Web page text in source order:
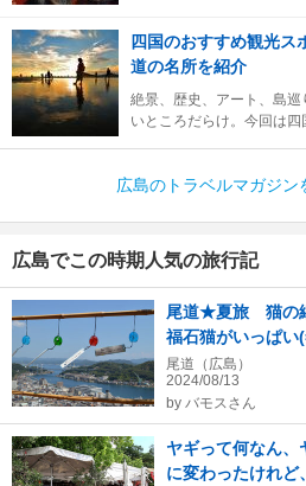
四国のおすすめ観光ス
道の名所を紹介
絶景、歴史、アート、島
いところだらけ。今回は
広島のトラベルマガジン
広島でこの時期人気の旅行記
尾道★夏旅 猫の
福石猫がいっぱい
尾道（広島）
2024/08/13
by バモスさん
ヤギって何なん、
に変わったけれど